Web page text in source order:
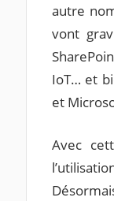
autre
vont
IoT… et
et
Avec